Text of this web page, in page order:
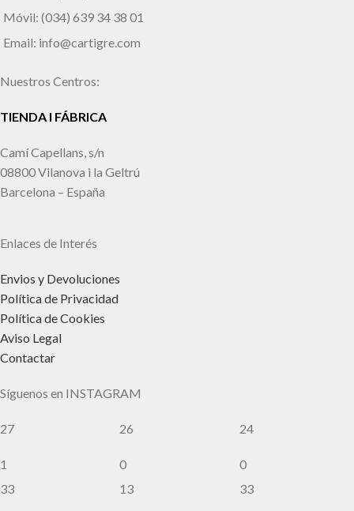
Móvil: (034) 639 34 38 01
Email: info@cartigre.com
Nuestros Centros:
TIENDA I FÁBRICA
Camí Capellans, s/n
08800 Vilanova i la Geltrú
Barcelona – España
Enlaces de Interés
Envios y Devoluciones
Política de Privacidad
Política de Cookies
Aviso Legal
Contactar
Síguenos en INSTAGRAM
27
1
26
0
24
0
33
13 33